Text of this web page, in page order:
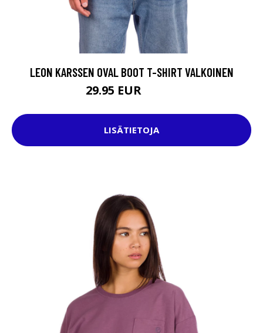
LEON KARSSEN OVAL BOOT T-SHIRT VALKOINEN
29.95 EUR
LISÄTIETOJA